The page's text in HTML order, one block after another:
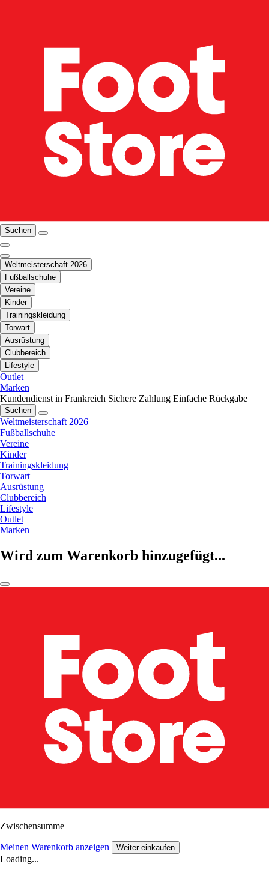
Suchen
Weltmeisterschaft 2026
Fußballschuhe
Vereine
Kinder
Trainingskleidung
Torwart
Ausrüstung
Clubbereich
Lifestyle
Outlet
Marken
Kundendienst in Frankreich Sichere Zahlung Einfache Rückgabe
Suchen
Weltmeisterschaft 2026
Fußballschuhe
Vereine
Kinder
Trainingskleidung
Torwart
Ausrüstung
Clubbereich
Lifestyle
Outlet
Marken
Wird zum Warenkorb hinzugefügt...
Zwischensumme
Meinen Warenkorb anzeigen Weiter einkaufen
Loading...